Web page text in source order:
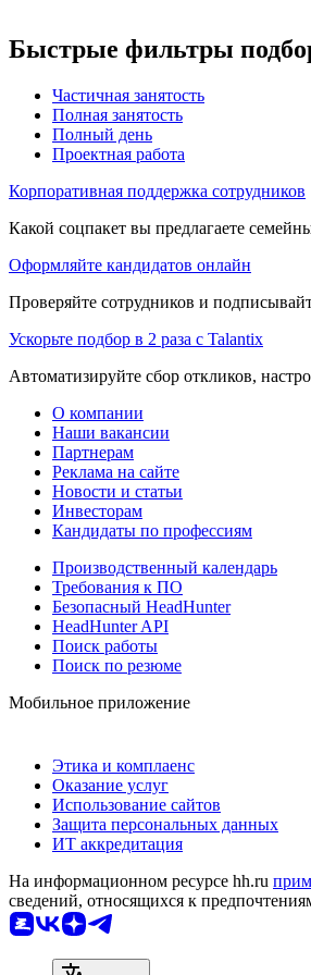
Быстрые фильтры
Частичная занятость
Полная занятость
Полный день
Проектная работа
Корпоративная поддержка сотрудников
Какой соцпакет вы предлагаете
Оформляйте кандидатов онлайн
Проверяйте сотрудников и
Ускорьте подбор в 2 раза с Talantix
Автоматизируйте сбор откликов,
О компании
Наши вакансии
Партнерам
Реклама на сайте
Новости и статьи
Инвесторам
Кандидаты по профессиям
Производственный календарь
Требования к ПО
Безопасный HeadHunter
HeadHunter API
Поиск работы
Поиск по резюме
Мобильное приложение
Этика и комплаенс
Оказание услуг
Использование сайтов
Защита персональных данных
ИТ аккредитация
На информационном ресурсе hh.ru
сведений, относящихся к